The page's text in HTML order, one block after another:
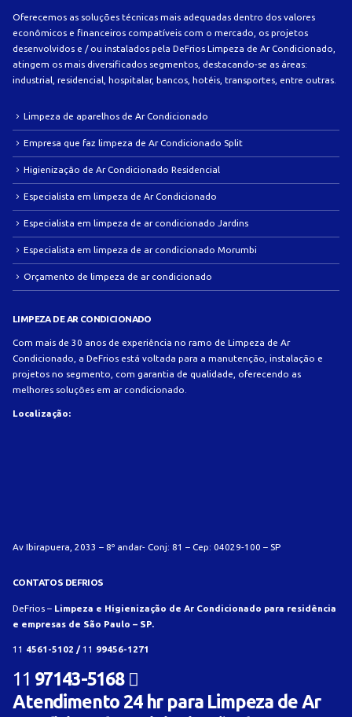
Oferecemos as soluções técnicas mais adequadas dentro dos valores
econômicos e financeiros compatíveis com o mercado, os projetos
desenvolvidos e / ou instalados pela DeFrios Limpeza de Ar Condicionado,
atingem os mais diversificados segmentos, destacando-se as áreas:
industrial, residencial, hospitalar, bancos, hotéis, transportes, entre outras.
Limpeza de aparelhos de Ar Condicionado
Empresa que faz limpeza de Ar Condicionado Split
Higienização de Ar Condicionado Residencial
Especialista em limpeza de Ar Condicionado
Especialista em limpeza de ar condicionado Jardins
Especialista em limpeza de ar condicionado Morumbi
Orçamento de limpeza de ar condicionado
LIMPEZA DE AR CONDICIONADO
Com mais de 30 anos de experiência no ramo de Limpeza de Ar
Condicionado, a DeFrios está voltada para a manutenção, instalação e
projetos no segmento, com garantia de qualidade, oferecendo as
melhores soluções em ar condicionado.
Localização:
Av Ibirapuera, 2033 – 8º andar- Conj: 81 – Cep: 04029-100 – SP
CONTATOS DEFRIOS
DeFrios – Limpeza e Higienização de Ar Condicionado para residência
e empresas de São Paulo – SP.
11 4561-5102 / 11 99456-1271
11 97143-5168
Atendimento 24 hr para Limpeza de Ar